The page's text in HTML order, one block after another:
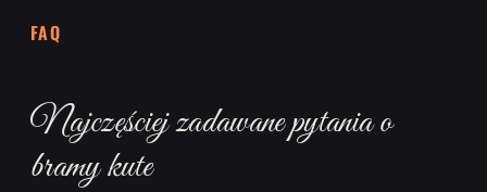
FAQ
Najczęściej zadawane pytania o
bramy kute